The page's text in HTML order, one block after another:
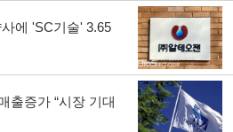
에 'SC기술' 3.65
출증가 “시장 기대